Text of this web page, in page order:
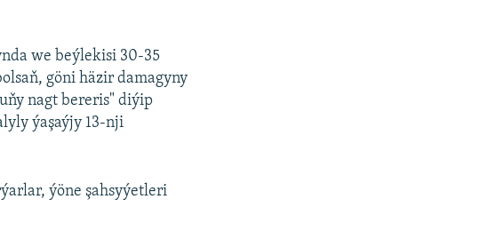
we beýlekisi 30-35
göni häzir damagyny
nagt bereris" diýip
ýaşaýjy 13-nji
ýöne şahsyýetleri